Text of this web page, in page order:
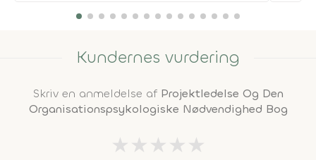
Kundernes vurdering
Skriv en anmeldelse af Projektledelse Og Den
Organisationspsykologiske Nødvendighed Bog
★ ★ ★ ★ ★